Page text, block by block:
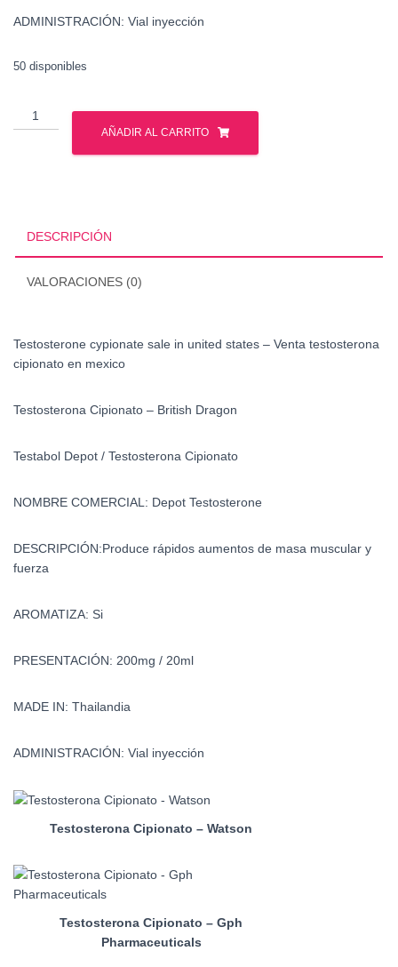
ADMINISTRACIÓN: Vial inyección
50 disponibles
Testosterone
cypionate
cipionato
cantidad
AÑADIR AL CARRITO
DESCRIPCIÓN
VALORACIONES (0)
Testosterone cypionate sale in united states – Venta testosterona
cipionato en mexico
Testosterona Cipionato – British Dragon
Testabol Depot / Testosterona Cipionato
NOMBRE COMERCIAL: Depot Testosterone
DESCRIPCIÓN:Produce rápidos aumentos de masa muscular y
fuerza
AROMATIZA: Si
PRESENTACIÓN: 200mg / 20ml
MADE IN: Thailandia
ADMINISTRACIÓN: Vial inyección
Testosterona Cipionato – Watson
Testosterona Cipionato – Gph
Pharmaceuticals